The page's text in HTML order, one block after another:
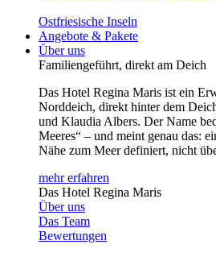
Ost­friesische Inseln
Angebote & Pakete
Über uns
Familiengeführt, direkt am Deich
Das Hotel Regina Maris ist ein
Norddeich, direkt hinter dem
und Klaudia Albers. Der Name
Meeres“ – und meint genau das:
Nähe zum Meer definiert, nicht
mehr erfahren
Das Hotel Regina Maris
Über uns
Das Team
Bewertungen